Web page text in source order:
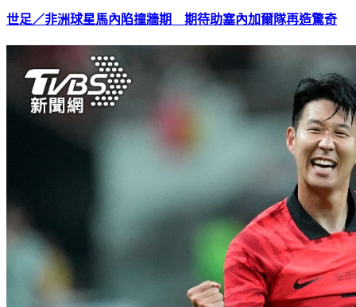
世足／非洲球星馬內陷撞牆期 期待助塞內加爾隊再造驚奇